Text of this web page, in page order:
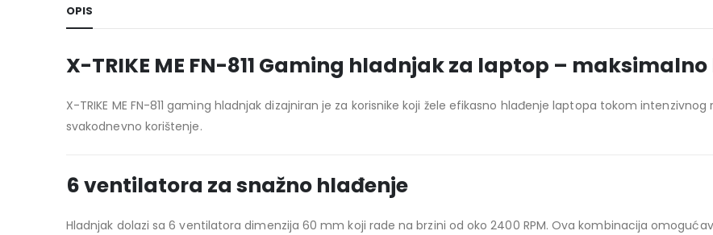
OPIS
X-TRIKE ME FN-811 Gaming hladnjak za laptop –
X-TRIKE ME FN-811 gaming hladnjak dizajniran je za korisnike koji žele efikasno hlađenje laptopa tokom
svakodnevno korištenje.
6 ventilatora za snažno hlađenje
Hladnjak dolazi sa 6 ventilatora dimenzija 60 mm koji rade na brzini od oko 2400 RPM. Ova kombinacija